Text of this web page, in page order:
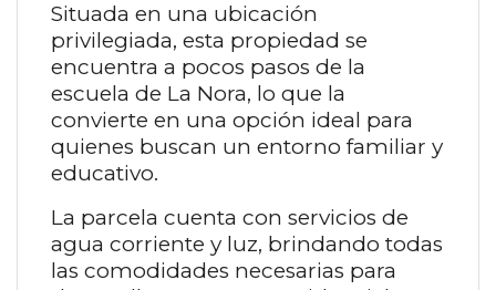
Situada en una ubicación
privilegiada, esta propiedad se
encuentra a pocos pasos de la
escuela de La Nora, lo que la
convierte en una opción ideal para
quienes buscan un entorno familiar y
educativo.
La parcela cuenta con servicios de
agua corriente y luz, brindando todas
las comodidades necesarias para